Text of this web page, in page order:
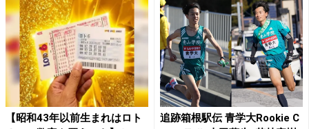
【昭和43年以前生まれはロト
追跡箱根駅伝 青学大Rookie C